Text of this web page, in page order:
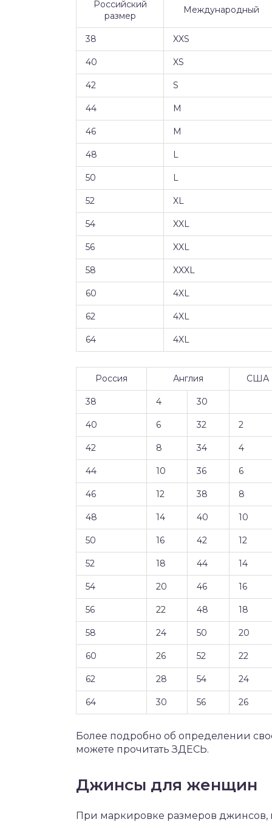
Российский
размер
Международный
38 XXS
40 XS
42 S
44 M
46 M
48 L
50 L
52 XL
54 XXL
56 XXL
58 XXXL
60 4XL
62 4XL
64 4XL
Россия Англия США
38 4 30
40 6 32 2
42 8 34 4
44 10 36 6
46 12 38 8
48 14 40 10
50 16 42 12
52 18 44 14
54 20 46 16
56 22 48 18
58 24 50 20
60 26 52 22
62 28 54 24
64 30 56 26
Более подробно об определении
можете прочитать ЗДЕСЬ.
Джинсы для женщин
При маркировке размеров джинсов,